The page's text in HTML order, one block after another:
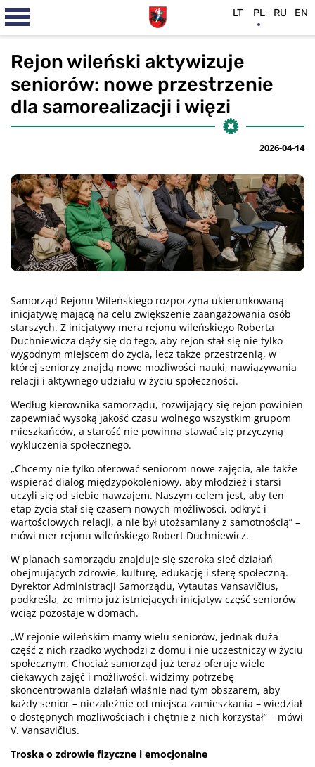
Rejon wileński aktywizuje
seniorów: nowe przestrzenie
dla samorealizacji i więzi
2026-04-14
Samorząd Rejonu Wileńskiego rozpoczyna ukierunkowaną
inicjatywę mającą na celu zwiększenie zaangażowania osób
starszych. Z inicjatywy mera rejonu wileńskiego Roberta
Duchniewicza dąży się do tego, aby rejon stał się nie tylko
wygodnym miejscem do życia, lecz także przestrzenią, w
której seniorzy znajdą nowe możliwości nauki, nawiązywania
relacji i aktywnego udziału w życiu społeczności.
Według kierownika samorządu, rozwijający się rejon powinien
zapewniać wysoką jakość czasu wolnego wszystkim grupom
mieszkańców, a starość nie powinna stawać się przyczyną
wykluczenia społecznego.
„Chcemy nie tylko oferować seniorom nowe zajęcia, ale także
wspierać dialog międzypokoleniowy, aby młodzież i starsi
uczyli się od siebie nawzajem. Naszym celem jest, aby ten
etap życia stał się czasem nowych możliwości, odkryć i
wartościowych relacji, a nie był utożsamiany z samotnością” –
mówi mer rejonu wileńskiego Robert Duchniewicz.
W planach samorządu znajduje się szeroka sieć działań
obejmujących zdrowie, kulturę, edukację i sferę społeczną.
Dyrektor Administracji Samorządu, Vytautas Vansavičius,
podkreśla, że mimo już istniejących inicjatyw część seniorów
wciąż pozostaje w domach.
„W rejonie wileńskim mamy wielu seniorów, jednak duża
część z nich rzadko wychodzi z domu i nie uczestniczy w życiu
społecznym. Chociaż samorząd już teraz oferuje wiele
ciekawych zajęć i możliwości, widzimy potrzebę
skoncentrowania działań właśnie nad tym obszarem, aby
każdy senior – niezależnie od miejsca zamieszkania – wiedział
o dostępnych możliwościach i chętnie z nich korzystał” – mówi
V. Vansavičius.
Troska o zdrowie fizyczne i emocjonalne
LT PL RU EN